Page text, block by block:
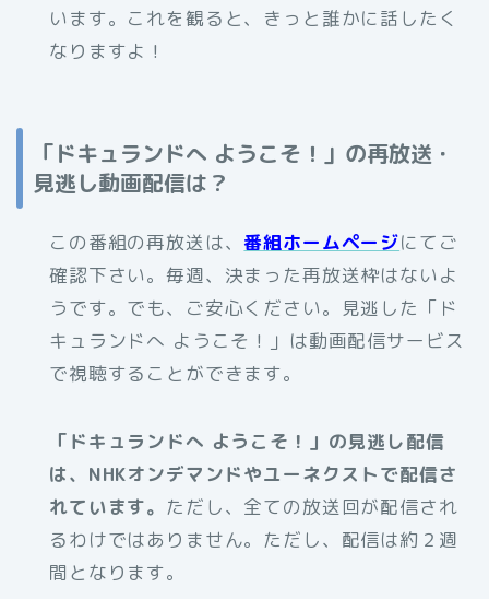
います。これを観ると、きっと誰かに話したく
なりますよ！
「ドキュランドへ ようこそ！」の再放送・
見逃し動画配信は？
この番組の再放送は、番組ホームページにてご
確認下さい。毎週、決まった再放送枠はないよ
うです。でも、ご安心ください。見逃した「ド
キュランドへ ようこそ！」は動画配信サービス
で視聴することができます。
「ドキュランドへ ようこそ！」の見逃し配信
は、NHKオンデマンドやユーネクストで配信さ
れています。 ただし、全ての放送回が配信され
るわけではありません。ただし、配信は約２週
間となります。